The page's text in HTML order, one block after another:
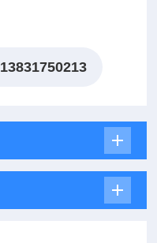
13831750213